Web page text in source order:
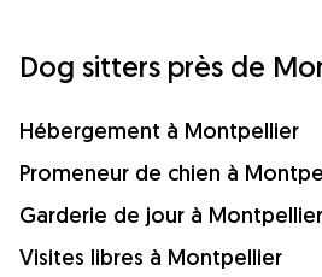
Dog sitters près de
Hébergement à Montpellier
Promeneur de chien à
Garderie de jour à Montpellier
Visites libres à Montpellier